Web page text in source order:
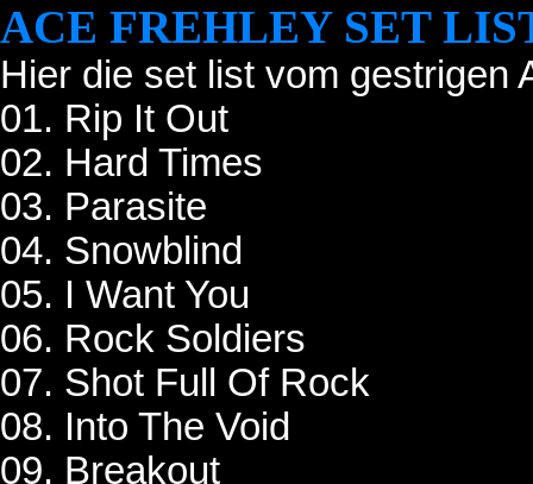
ACE FREHLEY SET
Hier die set list vom gestrigen
01. Rip It Out
02. Hard Times
03. Parasite
04. Snowblind
05. I Want You
06. Rock Soldiers
07. Shot Full Of Rock
08. Into The Void
09. Breakout